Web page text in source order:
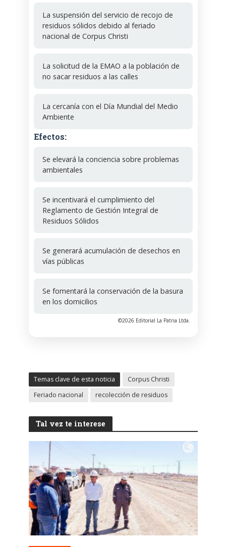
La suspensión del servicio de recojo de
residuos sólidos debido al feriado
nacional de Corpus Christi
La solicitud de la EMAO a la población de
no sacar residuos a las calles
La cercanía con el Día Mundial del Medio
Ambiente
Efectos:
Se elevará la conciencia sobre problemas
ambientales
Se incentivará el cumplimiento del
Reglamento de Gestión Integral de
Residuos Sólidos
Se generará acumulación de desechos en
vías públicas
Se fomentará la conservación de la basura
en los domicilios
©2026 Editorial La Patria Ltda.
Temas clave de esta noticia
Corpus Christi
Feriado nacional
recolección de residuos
Tal vez te interese